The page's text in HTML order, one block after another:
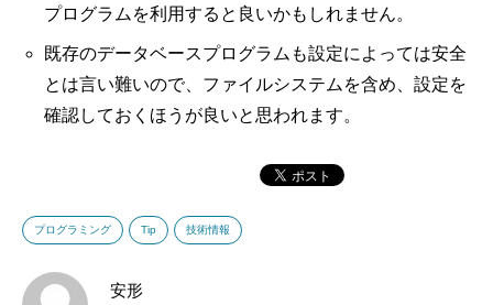
プログラムを利用すると良いかもしれません。
既存のデータベースプログラムも設定によっては安全
とは言い難いので、ファイルシステムを含め、設定を
確認しておくほうが良いと思われます。
プログラミング Tip 技術情報
安形